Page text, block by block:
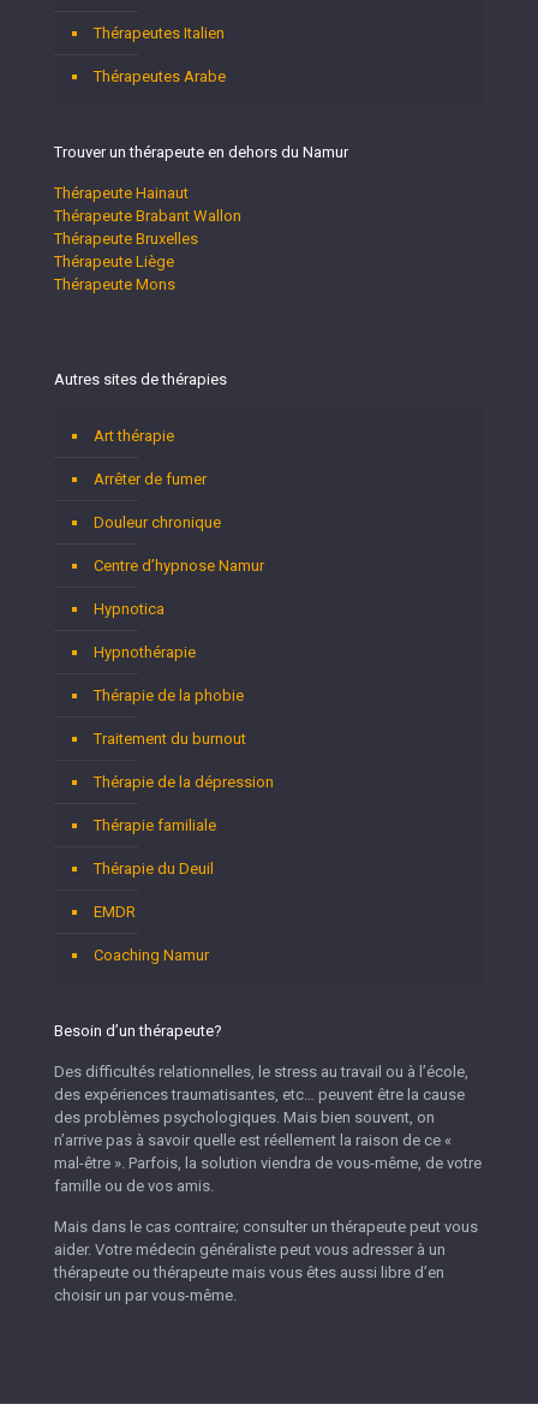
Thérapeutes Italien
Thérapeutes Arabe
Trouver un thérapeute en dehors du Namur
Thérapeute Hainaut
Thérapeute Brabant Wallon
Thérapeute Bruxelles
Thérapeute Liège
Thérapeute Mons
Autres sites de thérapies
Art thérapie
Arrêter de fumer
Douleur chronique
Centre d’hypnose Namur
Hypnotica
Hypnothérapie
Thérapie de la phobie
Traitement du burnout
Thérapie de la dépression
Thérapie familiale
Thérapie du Deuil
EMDR
Coaching Namur
Besoin d’un thérapeute?
Des difficultés relationnelles, le stress au travail ou à l’école,
des expériences traumatisantes, etc… peuvent être la cause
des problèmes psychologiques. Mais bien souvent, on
n’arrive pas à savoir quelle est réellement la raison de ce «
mal-être ». Parfois, la solution viendra de vous-même, de votre
famille ou de vos amis.
Mais dans le cas contraire; consulter un thérapeute peut vous
aider. Votre médecin généraliste peut vous adresser à un
thérapeute ou thérapeute mais vous êtes aussi libre d’en
choisir un par vous-même.